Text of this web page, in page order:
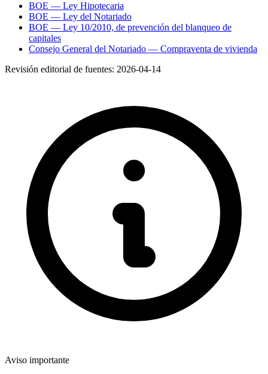
BOE — Ley Hipotecaria
BOE — Ley del Notariado
BOE — Ley 10/2010, de prevención del blanqueo de
capitales
Consejo General del Notariado — Compraventa de vivienda
Revisión editorial de fuentes: 2026-04-14
Aviso importante